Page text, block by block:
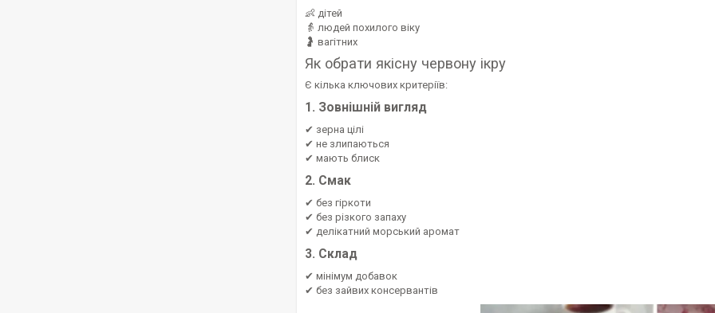
👶 дітей
👵 людей похилого віку
🤰 вагітних
Як обрати якісну червону ікру
Є кілька ключових критеріїв:
1. Зовнішній вигляд
✔ зерна цілі
✔ не злипаються
✔ мають блиск
2. Смак
✔ без гіркоти
✔ без різкого запаху
✔ делікатний морський аромат
3. Склад
✔ мінімум добавок
✔ без зайвих консервантів